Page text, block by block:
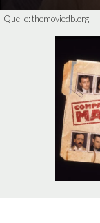
Quelle:themoviedb.org